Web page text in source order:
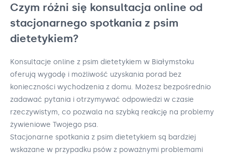
Czym różni się konsultacja online od
stacjonarnego spotkania z psim
dietetykiem?
Konsultacje online z psim dietetykiem w Białymstoku
oferują wygodę i możliwość uzyskania porad bez
konieczności wychodzenia z domu. Możesz bezpośrednio
zadawać pytania i otrzymywać odpowiedzi w czasie
rzeczywistym, co pozwala na szybką reakcję na problemy
żywieniowe Twojego psa.
Stacjonarne spotkania z psim dietetykiem są bardziej
wskazane w przypadku psów z poważnymi problemami